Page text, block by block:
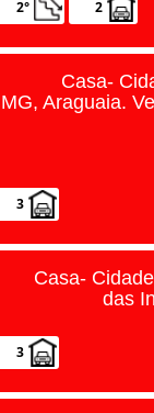
2° 2
Casa-
MG, Araguaia.
3
Casa-
das
3